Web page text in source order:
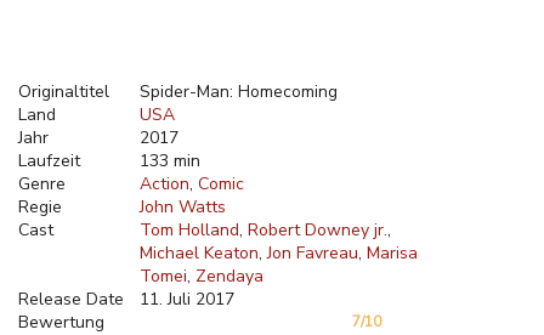
Originaltitel
Spider-Man: Homecoming
Land
USA
Jahr
2017
Laufzeit
133 min
Genre
Action Comic
Regie
John Watts
Cast
Tom Holland Robert Downey jr.
Michael Keaton Jon Favreau Marisa
Tomei Zendaya
Release Date
11. Juli 2017
Bewertung
7/10